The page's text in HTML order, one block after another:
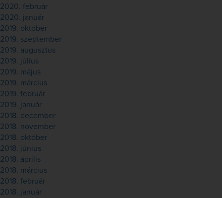
2020. február
2020. január
2019. október
2019. szeptember
2019. augusztus
2019. július
2019. május
2019. március
2019. február
2019. január
2018. december
2018. november
2018. október
2018. június
2018. április
2018. március
2018. február
2018. január